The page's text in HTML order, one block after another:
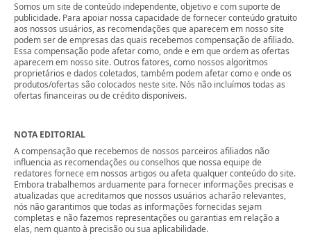
Somos um site de conteúdo independente, objetivo e com suporte de
publicidade. Para apoiar nossa capacidade de fornecer conteúdo gratuito
aos nossos usuários, as recomendações que aparecem em nosso site
podem ser de empresas das quais recebemos compensação de afiliado.
Essa compensação pode afetar como, onde e em que ordem as ofertas
aparecem em nosso site. Outros fatores, como nossos algoritmos
proprietários e dados coletados, também podem afetar como e onde os
produtos/ofertas são colocados neste site. Nós não incluímos todas as
ofertas financeiras ou de crédito disponíveis.
NOTA EDITORIAL
A compensação que recebemos de nossos parceiros afiliados não
influencia as recomendações ou conselhos que nossa equipe de
redatores fornece em nossos artigos ou afeta qualquer conteúdo do site.
Embora trabalhemos arduamente para fornecer informações precisas e
atualizadas que acreditamos que nossos usuários acharão relevantes,
nós não garantimos que todas as informações fornecidas sejam
completas e não fazemos representações ou garantias em relação a
elas, nem quanto à precisão ou sua aplicabilidade.